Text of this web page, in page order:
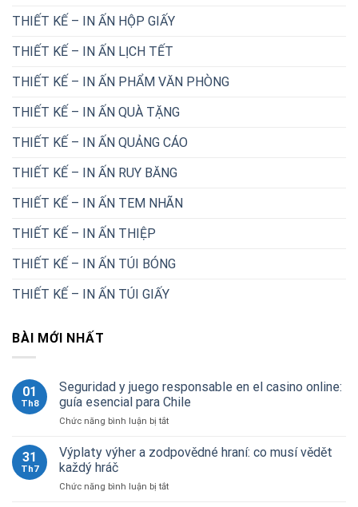
THIẾT KẾ – IN ẤN HỘP GIẤY
THIẾT KẾ – IN ẤN LỊCH TẾT
THIẾT KẾ – IN ẤN PHẨM VĂN PHÒNG
THIẾT KẾ – IN ẤN QUÀ TẶNG
THIẾT KẾ – IN ẤN QUẢNG CÁO
THIẾT KẾ – IN ẤN RUY BĂNG
THIẾT KẾ – IN ẤN TEM NHÃN
THIẾT KẾ – IN ẤN THIỆP
THIẾT KẾ – IN ẤN TÚI BÓNG
THIẾT KẾ – IN ẤN TÚI GIẤY
BÀI MỚI NHẤT
01
Th8
Seguridad y juego responsable en el casino online:
guía esencial para Chile
Chức năng bình luận bị tắtở
y
juego
en
31
Th7
Výplaty výher a zodpovědné hraní: co musí vědět
každý hráč
Chức năng bình luận bị tắtở